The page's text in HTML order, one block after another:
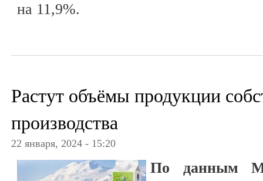
на 11,9%.
Растут объёмы продукции
производства
22 января, 2024 - 15:20
По данным